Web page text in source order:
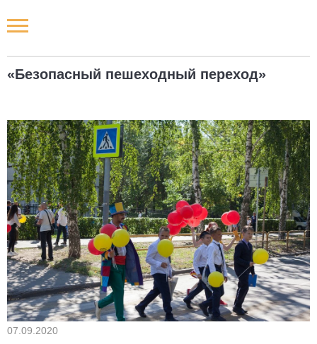
«Безопасный пешеходный переход»
07.09.2020
Новости РФ
Новости компаний
Наши мероприятия
Статьи